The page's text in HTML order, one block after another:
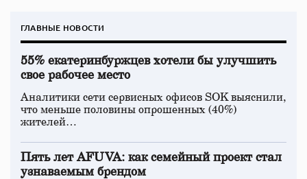
ГЛАВНЫЕ НОВОСТИ
55% екатеринбуржцев хотели бы улучшить
свое рабочее место
Аналитики сети сервисных офисов SOK выяснили,
что меньше половины опрошенных (40%)
жителей…
Пять лет AFUVA: как семейный проект стал
узнаваемым брендом